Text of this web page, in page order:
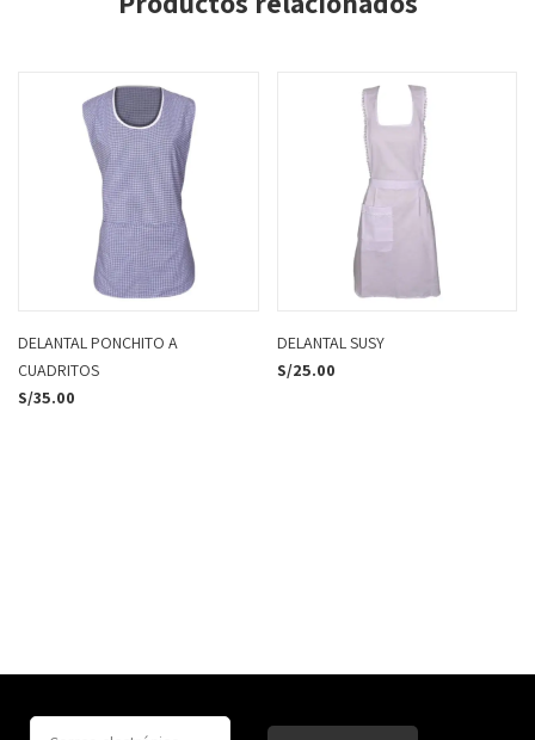
DELANTAL PONCHITO A
CUADRITOS
S/35.00
DELANTAL SUSY
S/25.00